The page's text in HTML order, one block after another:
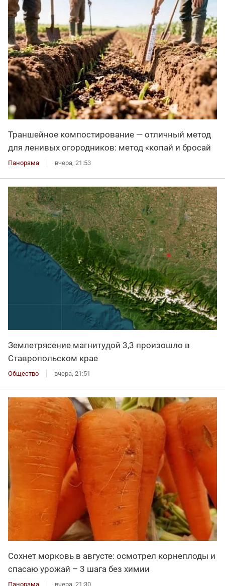
Траншейное компостирование — отличный метод
для ленивых огородников: метод «копай и бросай
Панорама вчера, 21:53
Землетрясение магнитудой 3,3 произошло в
Ставропольском крае
Общество вчера, 21:51
Сохнет морковь в августе: осмотрел корнеплоды и
спасаю урожай – 3 шага без химии
Панорама вчера, 21:30